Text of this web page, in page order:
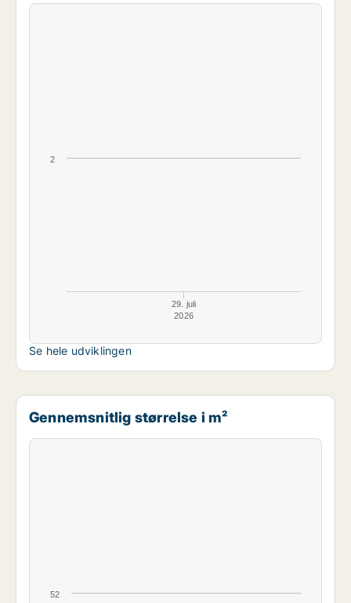
29. juli
2026
2
Se hele udviklingen
Gennemsnitlig størrelse i m²
52